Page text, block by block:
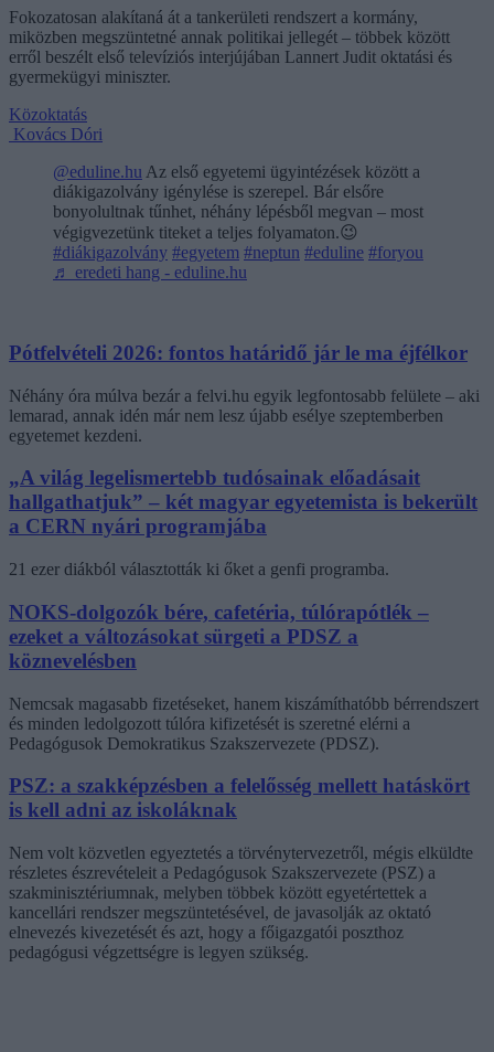
Fokozatosan alakítaná át a tankerületi rendszert a kormány,
miközben megszüntetné annak politikai jellegét – többek között
erről beszélt első televíziós interjújában Lannert Judit oktatási és
gyermekügyi miniszter.
Közoktatás
Kovács Dóri
@eduline.hu Az első egyetemi ügyintézések között a
diákigazolvány igénylése is szerepel. Bár elsőre
bonyolultnak tűnhet, néhány lépésből megvan – most
végigvezetünk titeket a teljes folyamaton.😉
#diákigazolvány #egyetem #neptun #eduline #foryou
♬ eredeti hang - eduline.hu
Pótfelvételi 2026: fontos határidő jár le ma éjfélkor
Néhány óra múlva bezár a felvi.hu egyik legfontosabb felülete – aki
lemarad, annak idén már nem lesz újabb esélye szeptemberben
egyetemet kezdeni.
„A világ legelismertebb tudósainak előadásait
hallgathatjuk” – két magyar egyetemista is bekerült
a CERN nyári programjába
21 ezer diákból választották ki őket a genfi programba.
NOKS-dolgozók bére, cafetéria, túlórapótlék –
ezeket a változásokat sürgeti a PDSZ a
köznevelésben
Nemcsak magasabb fizetéseket, hanem kiszámíthatóbb bérrendszert
és minden ledolgozott túlóra kifizetését is szeretné elérni a
Pedagógusok Demokratikus Szakszervezete (PDSZ).
PSZ: a szakképzésben a felelősség mellett hatáskört
is kell adni az iskoláknak
Nem volt közvetlen egyeztetés a törvénytervezetről, mégis elküldte
részletes észrevételeit a Pedagógusok Szakszervezete (PSZ) a
szakminisztériumnak, melyben többek között egyetértettek a
kancellári rendszer megszüntetésével, de javasolják az oktató
elnevezés kivezetését és azt, hogy a főigazgatói poszthoz
pedagógusi végzettségre is legyen szükség.